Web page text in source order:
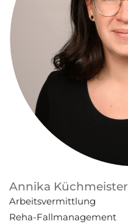
Annika Küchmeister
Arbeitsvermittlung
Reha-Fallmanagement